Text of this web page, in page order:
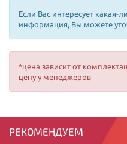
Если Вас интересует какая-
информация, Вы можете
*цена зависит от
цену у менеджеров
РЕКОМЕНДУЕМ